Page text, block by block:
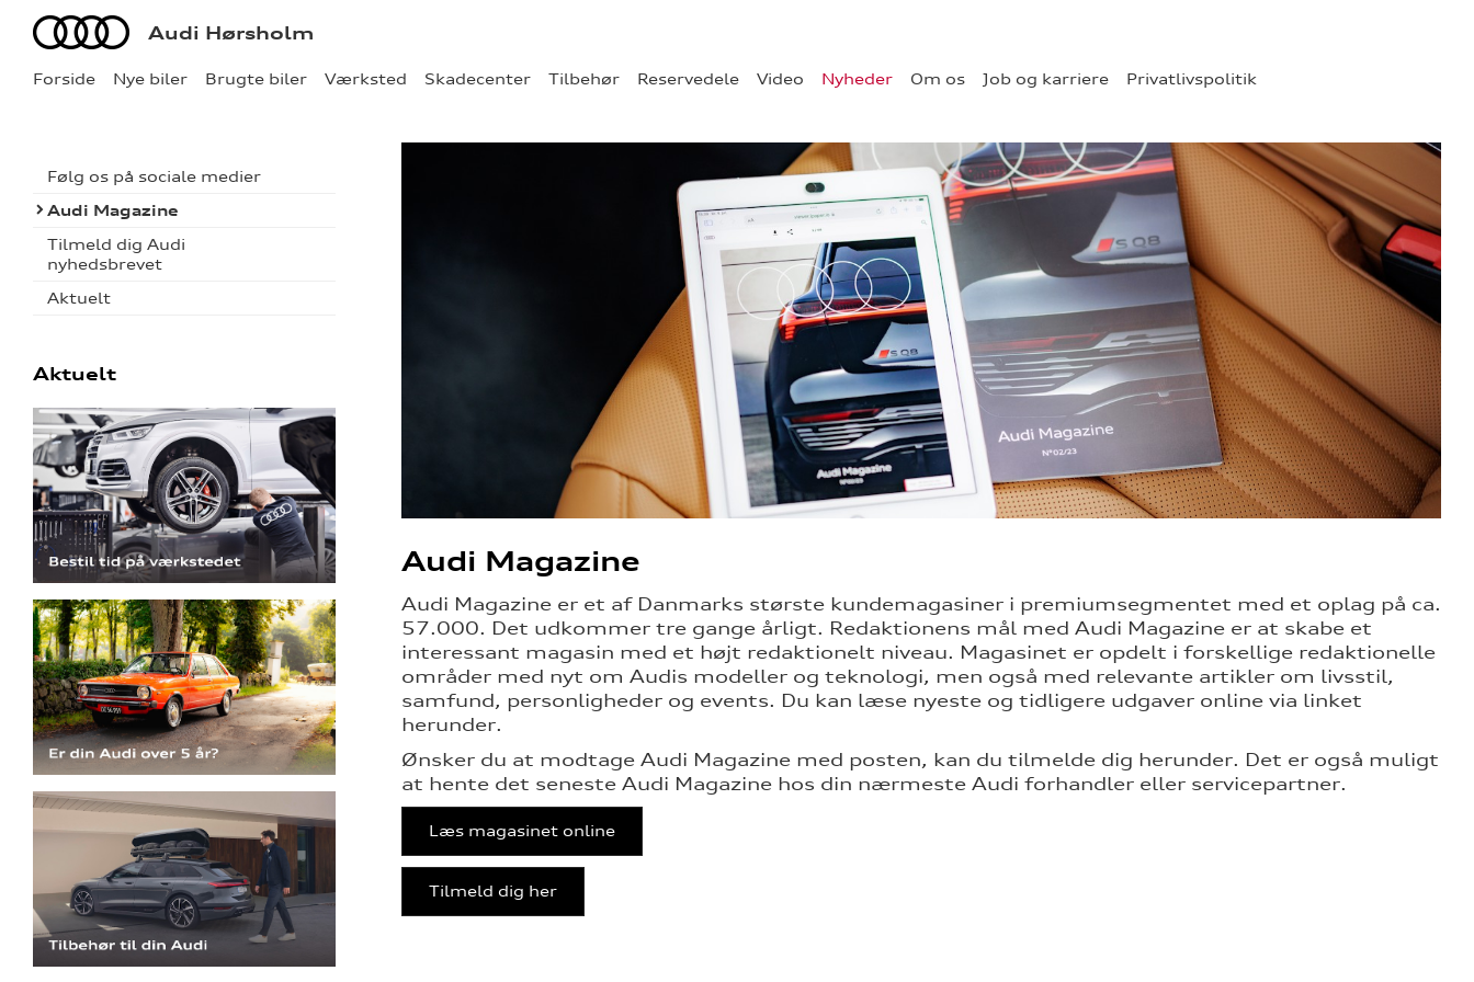
Forside Nye biler Brugte biler Værksted Skadecenter Tilbehør Reservedele Video Nyheder Om os Job og karriere Privatlivspolitik
Audi Audi Hørsholm
Følg os på sociale medier
Audi Magazine
Tilmeld dig Audi
nyhedsbrevet
Aktuelt
Aktuelt
Audi Magazine
Audi Magazine er et af Danmarks største kundemagasiner i premiumsegmentet med et oplag på ca.
57.000. Det udkommer tre gange årligt. Redaktionens mål med Audi Magazine er at skabe et
interessant magasin med et højt redaktionelt niveau. Magasinet er opdelt i forskellige redaktionelle
områder med nyt om Audis modeller og teknologi, men også med relevante artikler om livsstil,
samfund, personligheder og events. Du kan læse nyeste og tidligere udgaver online via linket
herunder.
Ønsker du at modtage Audi Magazine med posten, kan du tilmelde dig herunder. Det er også muligt
at hente det seneste Audi Magazine hos din nærmeste Audi forhandler eller servicepartner.
Læs magasinet online
Tilmeld dig her